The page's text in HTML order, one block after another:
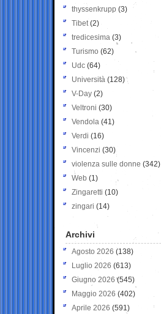
thyssenkrupp (3)
Tibet(2)
tredicesima (3)
Turismo (62)
Udc (64)
Università (128)
V-Day (2)
Veltroni (30)
Vendola (41)
Verdi (16)
Vincenzi (30)
violenza sulle donne (342)
Web (1)
Zingaretti (10)
zingari (14)
Archivi
Agosto 2026 (138)
Luglio 2026 (613)
Giugno 2026 (545)
Maggio 2026 (402)
Aprile 2026 (591)